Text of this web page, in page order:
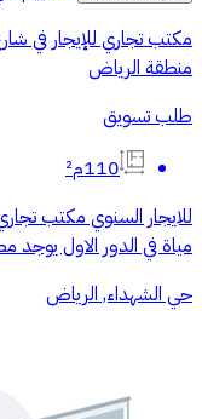
مكتب تجاري للإيجار في
منطقة الرياض
طلب تسويق
110م²
للايجار السنوي مكتب
مياة في الدور الاول
حي الشهداء, الرياض